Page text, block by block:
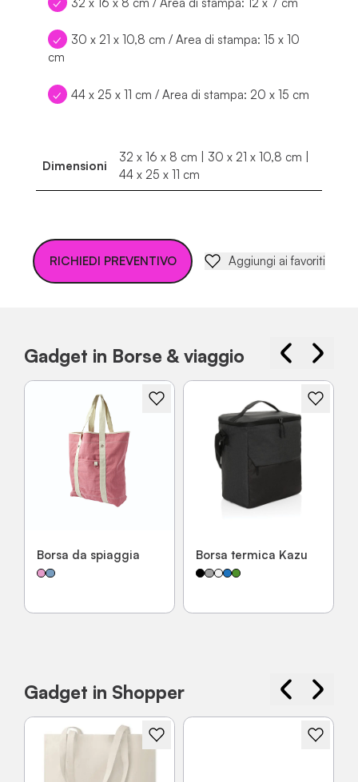
30 x 21 x 10,8 cm / Area di stampa: 15 x 10
cm
44 x 25 x 11 cm / Area di stampa: 20 x 15 cm
Dimensioni
32 x 16 x 8 cm | 30 x 21 x 10,8 cm |
44 x 25 x 11 cm
RICHIEDI PREVENTIVO Aggiungi ai favoriti
Gadget in Borse & viaggio
Borsa da spiaggia Borsa termica Kazu
Gadget in Shopper